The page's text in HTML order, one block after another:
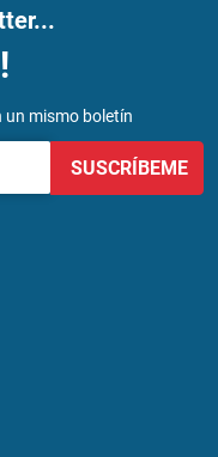
un mismo boletín
SUSCRÍBEME